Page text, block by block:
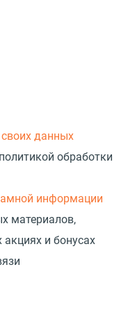
данных
обработки
информации
материалов,
и бонусах